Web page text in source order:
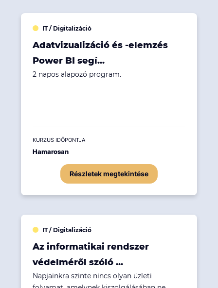
IT / Digitalizáció
Adatvizualizáció és -elemzés
Power BI segí...
2 napos alapozó program.
KURZUS IDŐPONTJA
Hamarosan
Részletek megtekintése
IT / Digitalizáció
Az informatikai rendszer
védelméről szóló ...
Napjainkra szinte nincs olyan üzleti